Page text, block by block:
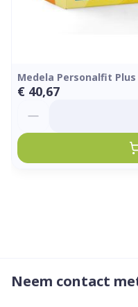
Medela Personalfit
€ 40,67
Neem contact